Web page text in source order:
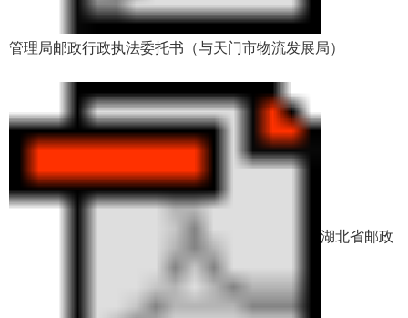
管理局邮政行政执法委托书（与天门市物流发展局）
湖北省邮政